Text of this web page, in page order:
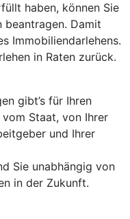
haben, können Sie
beantragen. Damit
Immobiliendarlehens.
in Raten zurück.
gibt’s für Ihren
Staat, von Ihrer
und Ihrer
Sie unabhängig von
in der Zukunft.